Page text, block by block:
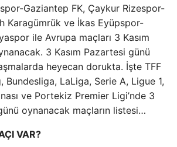
Gaziantep FK, Çaykur Rizespor-
Karagümrük ve İkas Eyüpspor-
ile Avrupa maçları 3 Kasım
3 Kasım Pazartesi günü
heyecan dorukta. İşte TFF
Bundesliga, LaLiga, Serie A, Ligue 1,
ve Portekiz Premier Ligi’nde 3
oynanacak maçların listesi…
VAR?